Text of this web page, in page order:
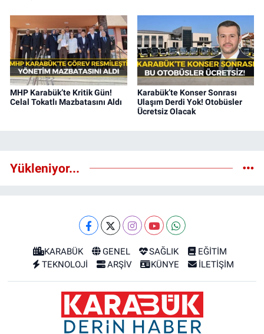
MHP Karabük’te Kritik Gün!
Celal Tokatlı Mazbatasını Aldı
Karabük’te Konser Sonrası
Ulaşım Derdi Yok! Otobüsler
Ücretsiz Olacak
Yükleniyor...
KARABÜK GENEL SAĞLIK
EĞİTİM
TEKNOLOJİ
ARŞİV KÜNYE İLETİŞİM